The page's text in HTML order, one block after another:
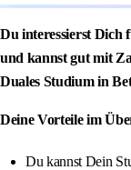
Du interessierst Dich
und kannst gut mit
Duales Studium in
Deine Vorteile im
Du kannst Dein